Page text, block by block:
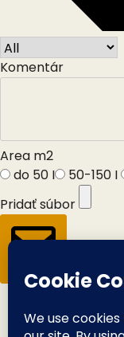
Komentár
Area m2
do 50 I
50-150 I
Pridať súbor
Odoslať